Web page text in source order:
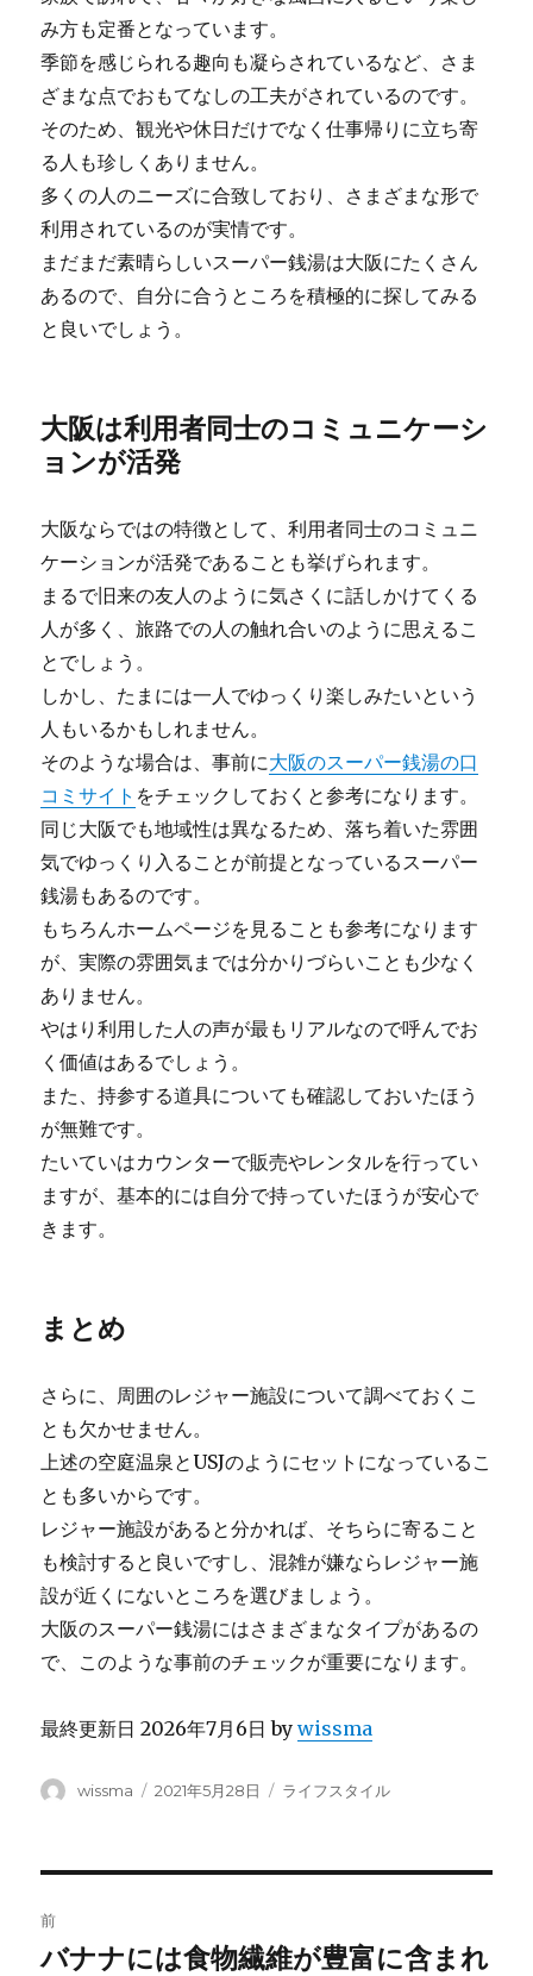
み方も定番となっています。
季節を感じられる趣向も凝らされているなど、さま
ざまな点でおもてなしの工夫がされているのです。
そのため、観光や休日だけでなく仕事帰りに立ち寄
る人も珍しくありません。
多くの人のニーズに合致しており、さまざまな形で
利用されているのが実情です。
まだまだ素晴らしいスーパー銭湯は大阪にたくさん
あるので、自分に合うところを積極的に探してみる
と良いでしょう。
大阪は利用者同士のコミュニケーシ
ョンが活発
大阪ならではの特徴として、利用者同士のコミュニ
ケーションが活発であることも挙げられます。
まるで旧来の友人のように気さくに話しかけてくる
人が多く、旅路での人の触れ合いのように思えるこ
とでしょう。
しかし、たまには一人でゆっくり楽しみたいという
人もいるかもしれません。
そのような場合は、事前に大阪のスーパー銭湯の口
コミサイト をチェックしておくと参考になります。
同じ大阪でも地域性は異なるため、落ち着いた雰囲
気でゆっくり入ることが前提となっているスーパー
銭湯もあるのです。
もちろんホームページを見ることも参考になります
が、実際の雰囲気までは分かりづらいことも少なく
ありません。
やはり利用した人の声が最もリアルなので呼んでお
く価値はあるでしょう。
また、持参する道具についても確認しておいたほう
が無難です。
たいていはカウンターで販売やレンタルを行ってい
ますが、基本的には自分で持っていたほうが安心で
きます。
まとめ
さらに、周囲のレジャー施設について調べておくこ
とも欠かせません。
上述の空庭温泉とUSJのようにセットになっているこ
とも多いからです。
レジャー施設があると分かれば、そちらに寄ること
も検討すると良いですし、混雑が嫌ならレジャー施
設が近くにないところを選びましょう。
大阪のスーパー銭湯にはさまざまなタイプがあるの
で、このような事前のチェックが重要になります。
最終更新日 2026年7月6日 bywissma
投
wissma
投
2021年5月28日
カ
ライフスタイル
稿
前
前
バナナには食物繊維が豊富に含まれ